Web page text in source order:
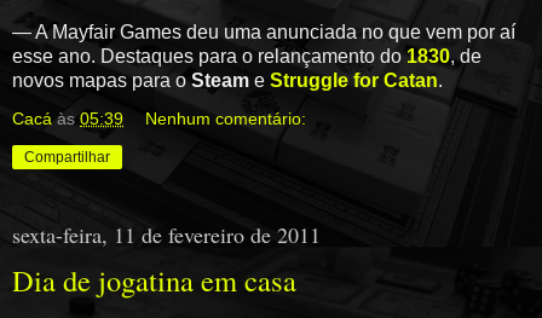
— A Mayfair Games deu uma anunciada no que vem por aí
esse ano. Destaques para o relançamento do1830, de
novos mapas para oSteam e Struggle for Catan.
Cacá às 05:39 Nenhum comentário:
Compartilhar
sexta-feira, 11 de fevereiro de 2011
Dia de jogatina em casa